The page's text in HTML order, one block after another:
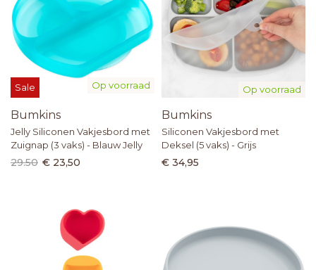
Op voorraad
Sale
Bumkins
Jelly Siliconen Vakjesbord met
Zuignap (3 vaks) - Blauw Jelly
29.50 € 23,50
Op voorraad
Bumkins
Siliconen Vakjesbord met
Deksel (5 vaks) - Grijs
€ 34,95